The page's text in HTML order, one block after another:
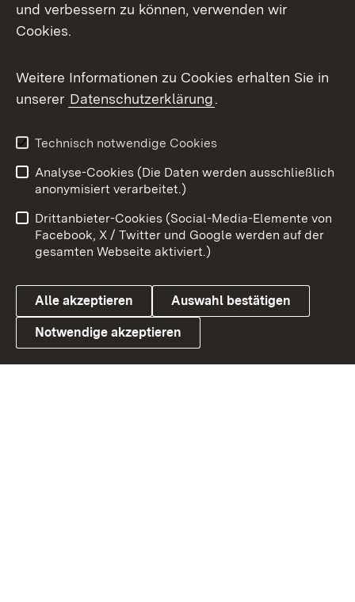
Facebook
X / Twitter
Youtube
Link zum Landesportal
Impressum
Kontakt
Barrierefreiheit
Datenschutz
Cookies
und verbessern zu können, verwenden wir
Cookies.
Weitere Informationen zu Cookies erhalten Sie in
unserer Datenschutzerklärung.
Technisch notwendige Cookies
Analyse-Cookies (Die Daten werden ausschließlich
anonymisiert verarbeitet.)
Drittanbieter-Cookies (Social-Media-Elemente von
Facebook, X / Twitter und Google werden auf der
gesamten Webseite aktiviert.)
Alle akzeptieren Auswahl bestätigen
Notwendige akzeptieren